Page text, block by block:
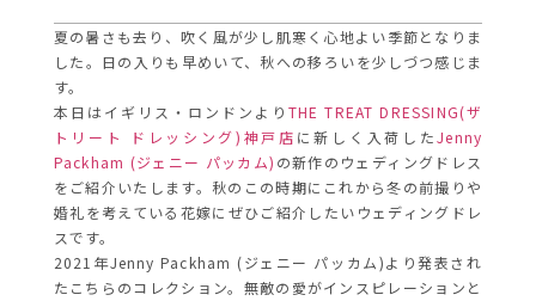
夏の暑さも去り、吹く風が少し肌寒く心地よい季節となりま
した。日の入りも早めいて、秋への移ろいを少しづつ感じま
す。
本日はイギリス・ロンドンより THE TREAT DRESSING(ザ
トリート ドレッシング)神戸店 に新しく入荷したJenny
Packham (ジェニー パッカム) の新作のウェディングドレス
をご紹介いたします。秋のこの時期にこれから冬の前撮りや
婚礼を考えている花嫁にぜひご紹介したいウェディングドレ
スです。
2021年Jenny Packham (ジェニー パッカム)より発表され
たこちらのコレクション。無敵の愛がインスピレーションと